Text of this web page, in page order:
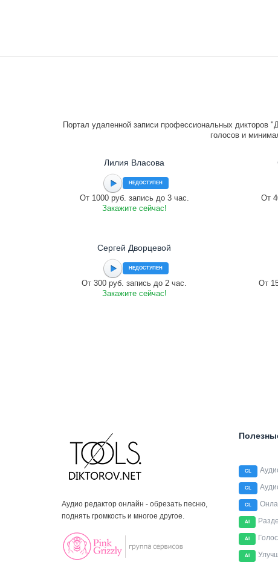
Портал удаленной записи профессиональных дикторов
голосов и
Лилия Власова
НЕДОСТУПЕН
От 1000 руб. запись до 3 час.
Закажите сейчас!
От
Сергей Дворцевой
НЕДОСТУПЕН
От 300 руб. запись до 2 час.
Закажите сейчас!
От
Аудио редактор онлайн - обрезать песню,
поднять громкость и многое другое.
CL
CL
CL
AI
AI
AI